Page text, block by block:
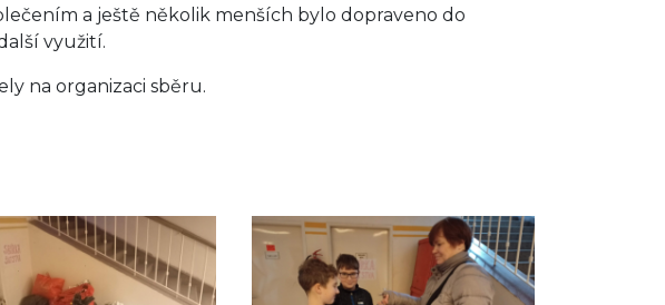
a ještě několik menších bylo dopraveno do
využití.
na organizaci sběru.